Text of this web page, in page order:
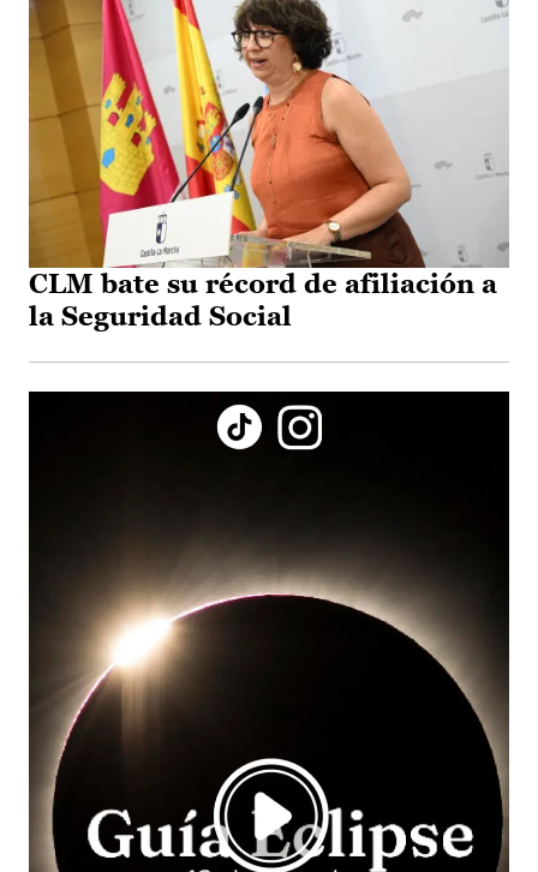
CLM bate su récord de afiliación a
la Seguridad Social